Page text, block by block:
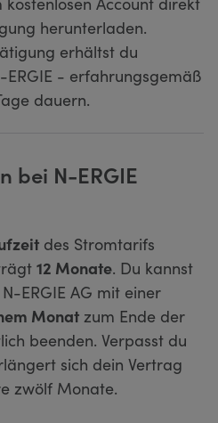
herunterladen.
erhältst du
ERGIE - erfahrungsgemäß
dauern.
bei N-ERGIE
des Stromtarifs
12 Monate. Du kannst
ERGIE AG mit einer
Monat zum Ende der
beenden. Verpasst du
sich dein Vertrag
zwölf Monate.